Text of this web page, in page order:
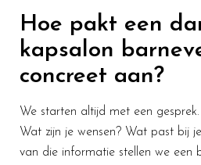
Hoe pakt een
kapsalon
concreet aan?
We starten altijd met een
Wat zijn je wensen? Wat past bij
van die informatie stellen we een